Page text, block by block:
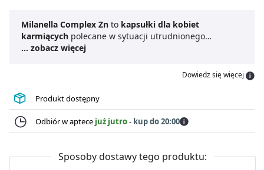
Milanella Complex Zn to kapsułki dla kobiet
karmiących polecane w sytuacji utrudnionego
przepływu mleka oraz jego zalegania w przewodach
lecytynę rzepakową w połączeniu z bromelainą i
stanu piersi, a także odpowiedniego przepływu mleka
przez gruczoł piersiowy. Suplement diety Milanella
Complex Zn wspomaga prawidłowy przebieg laktacji,
zmniejsza tkliwość piersi, obniża lepkość mleka i
... zobacz więcej
Dowiedz się więcej
Produkt dostępny
Odbiór w aptece już jutro- kup do 20:00
Sposoby dostawy tego produktu: